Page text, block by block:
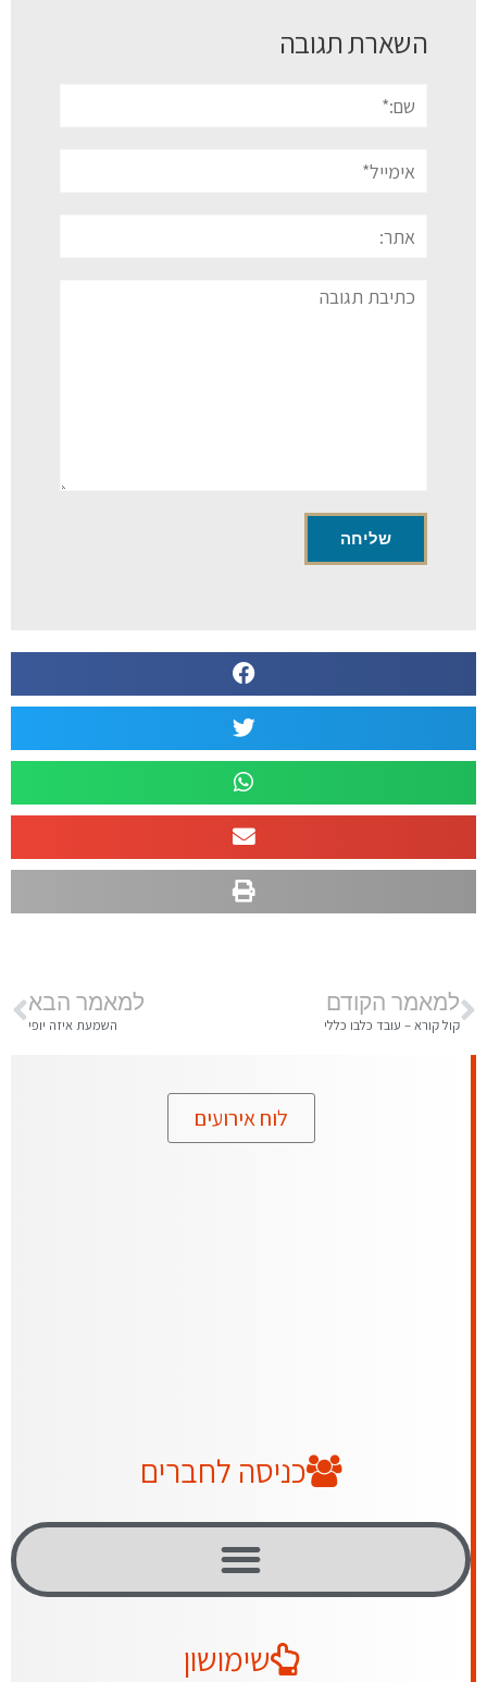
השארת תגובה
תגובה
למאמר הקודם
קול קורא – עובד כלבו כללי
למאמר הבא
השמעת איזה יופי
לוח אירועים
כניסה לחברים
שימושון